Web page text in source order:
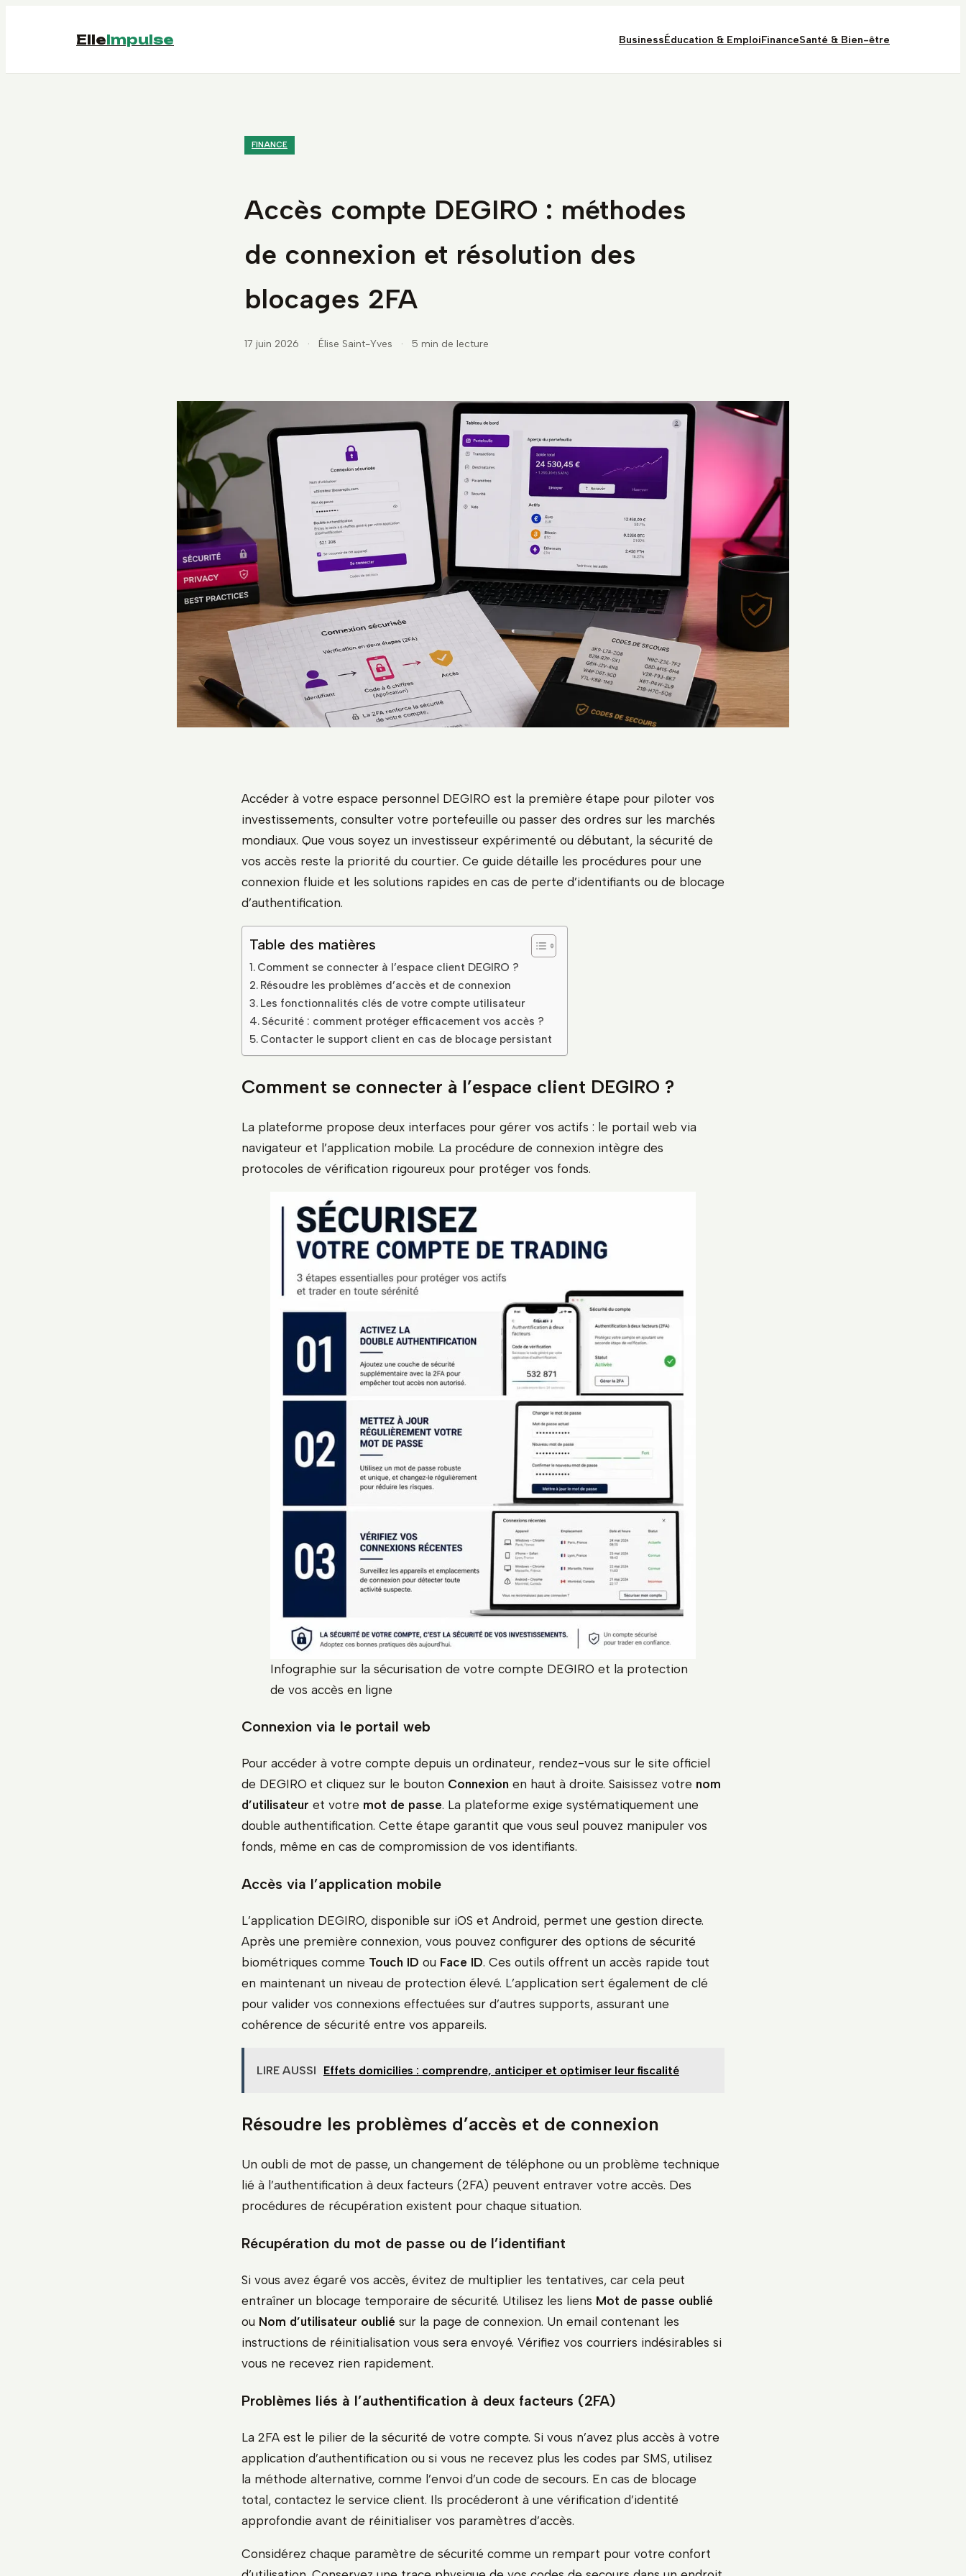
ElleImpulse BusinessÉducation & EmploiFinanceSanté & Bien-être
FINANCE
Accès compte DEGIRO : méthodes
de connexion et résolution des
blocages 2FA
17 juin 2026 · Élise Saint-Yves · 5 min de lecture
Accéder à votre espace personnel DEGIRO est la première étape pour piloter vos
investissements, consulter votre portefeuille ou passer des ordres sur les marchés
mondiaux. Que vous soyez un investisseur expérimenté ou débutant, la sécurité de
vos accès reste la priorité du courtier. Ce guide détaille les procédures pour une
connexion fluide et les solutions rapides en cas de perte d’identifiants ou de blocage
d’authentification.
Table des matières
Comment se connecter à l’espace client DEGIRO ?
Résoudre les problèmes d’accès et de connexion
Les fonctionnalités clés de votre compte utilisateur
Sécurité : comment protéger efficacement vos accès ?
Contacter le support client en cas de blocage persistant
Comment se connecter à l’espace client DEGIRO ?
La plateforme propose deux interfaces pour gérer vos actifs : le portail web via
navigateur et l’application mobile. La procédure de connexion intègre des
protocoles de vérification rigoureux pour protéger vos fonds.
Infographie sur la sécurisation de votre compte DEGIRO et la protection
de vos accès en ligne
Connexion via le portail web
Pour accéder à votre compte depuis un ordinateur, rendez-vous sur le site officiel
de DEGIRO et cliquez sur le bouton Connexion en haut à droite. Saisissez votre nom
d’utilisateur et votre mot de passe. La plateforme exige systématiquement une
double authentification. Cette étape garantit que vous seul pouvez manipuler vos
fonds, même en cas de compromission de vos identifiants.
Accès via l’application mobile
L’application DEGIRO, disponible sur iOS et Android, permet une gestion directe.
Après une première connexion, vous pouvez configurer des options de sécurité
biométriques comme Touch ID ou Face ID. Ces outils offrent un accès rapide tout
en maintenant un niveau de protection élevé. L’application sert également de clé
pour valider vos connexions effectuées sur d’autres supports, assurant une
cohérence de sécurité entre vos appareils.
LIRE AUSSI Effets domicilies : comprendre, anticiper et optimiser leur fiscalité
Résoudre les problèmes d’accès et de connexion
Un oubli de mot de passe, un changement de téléphone ou un problème technique
lié à l’authentification à deux facteurs (2FA) peuvent entraver votre accès. Des
procédures de récupération existent pour chaque situation.
Récupération du mot de passe ou de l’identifiant
Si vous avez égaré vos accès, évitez de multiplier les tentatives, car cela peut
entraîner un blocage temporaire de sécurité. Utilisez les liens Mot de passe oublié
ou Nom d’utilisateur oublié sur la page de connexion. Un email contenant les
instructions de réinitialisation vous sera envoyé. Vérifiez vos courriers indésirables si
vous ne recevez rien rapidement.
Problèmes liés à l’authentification à deux facteurs (2FA)
La 2FA est le pilier de la sécurité de votre compte. Si vous n’avez plus accès à votre
application d’authentification ou si vous ne recevez plus les codes par SMS, utilisez
la méthode alternative, comme l’envoi d’un code de secours. En cas de blocage
total, contactez le service client. Ils procéderont à une vérification d’identité
approfondie avant de réinitialiser vos paramètres d’accès.
Considérez chaque paramètre de sécurité comme un rempart pour votre confort